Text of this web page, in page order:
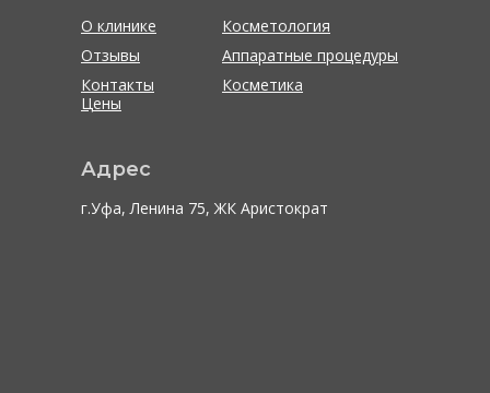
О клинике
Отзывы
Цены
Контакты
Косметология
Аппаратные процедуры
Косметика
Адрес
г.Уфа, Ленина 75, ЖК Аристократ